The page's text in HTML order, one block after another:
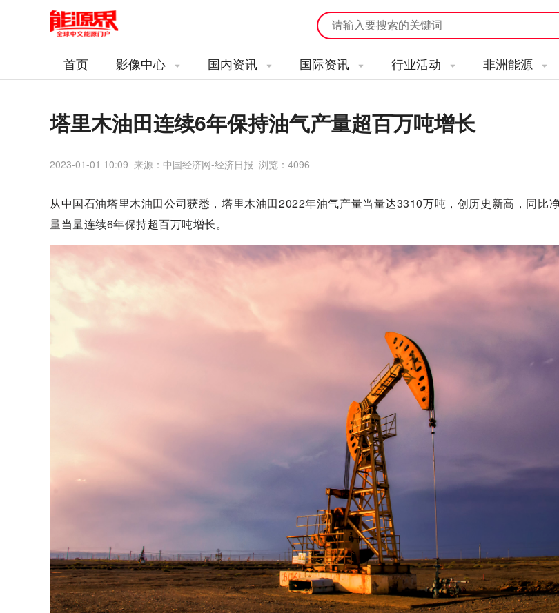
首页 影像中心 国内资讯 国际资讯 行业活动 非洲能源
塔里木油田连续6年保持油气产量超百万吨增长
2023-01-01 10:09 来源：中国经济网-经济日报 浏览： 4096
从中国石油塔里木油田公司获悉，塔里木油田2022年油气产量当量达3310万吨，创历史新高，同比
量当量连续6年保持超百万吨增长。